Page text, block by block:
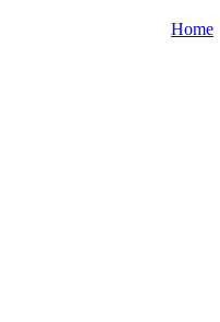
Home